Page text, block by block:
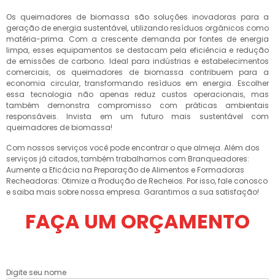
Os queimadores de biomassa são soluções inovadoras para a
geração de energia sustentável, utilizando resíduos orgânicos como
matéria-prima. Com a crescente demanda por fontes de energia
limpa, esses equipamentos se destacam pela eficiência e redução
de emissões de carbono. Ideal para indústrias e estabelecimentos
comerciais, os queimadores de biomassa contribuem para a
economia circular, transformando resíduos em energia. Escolher
essa tecnologia não apenas reduz custos operacionais, mas
também demonstra compromisso com práticas ambientais
responsáveis. Invista em um futuro mais sustentável com
queimadores de biomassa!
Com nossos serviços você pode encontrar o que almeja. Além dos
serviços já citados, também trabalhamos com Branqueadores:
Aumente a Eficácia na Preparação de Alimentos e Formadoras
Recheadoras: Otimize a Produção de Recheios. Por isso, fale conosco
e saiba mais sobre nossa empresa. Garantimos a sua satisfação!
FAÇA UM ORÇAMENTO
Digite seu nome